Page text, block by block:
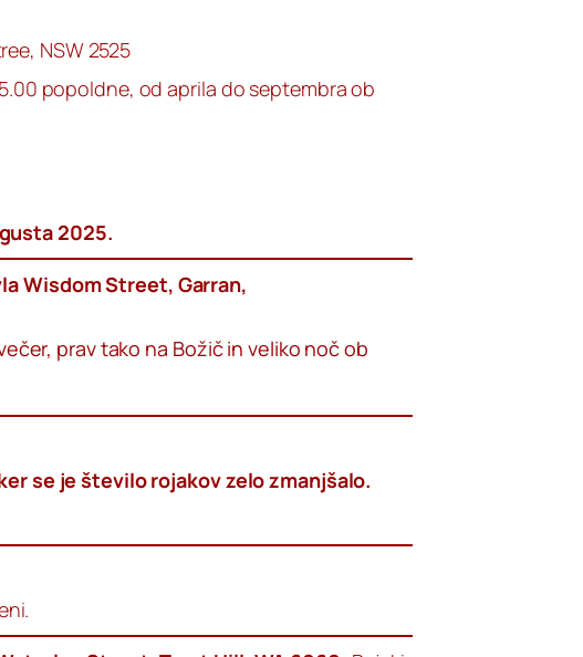
NSW 2525
5.00 popoldne, od aprila do septembra ob
2025.
Wisdom Street, Garran,
prav tako na Božič in veliko noč ob
se je število rojakov zelo zmanjšalo.